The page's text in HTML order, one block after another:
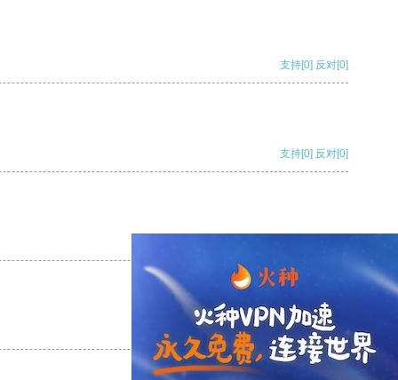
支持[0] 反对[0]
支持[0] 反对[0]
支持 [0] 反对 [0]